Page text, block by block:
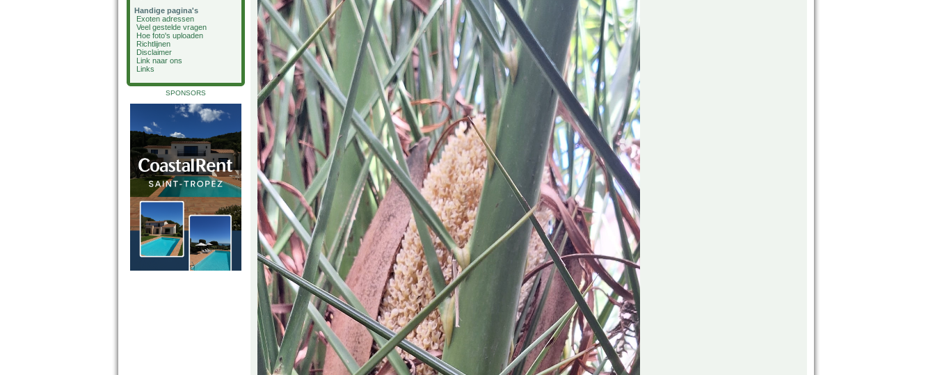
Handige pagina's
Exoten adressen
Veel gestelde vragen
Hoe foto's uploaden
Richtlijnen
Disclaimer
Link naar ons
Links
SPONSORS